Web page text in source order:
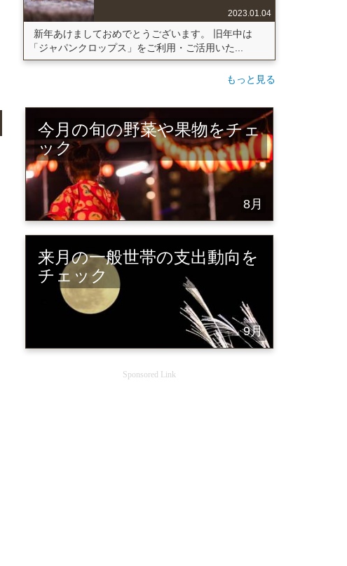
2023.01.04
新年あけましておめでとうございます。 旧年中は
「ジャパンクロップス」をご利用・ご活用いた...
もっと見る
今月の旬の野菜や果物をチェ
ック
8月
来月の一般世帯の支出動向を
チェック
9月
Sponsored Link